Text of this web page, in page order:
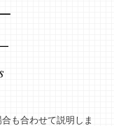
も合わせて説明しま